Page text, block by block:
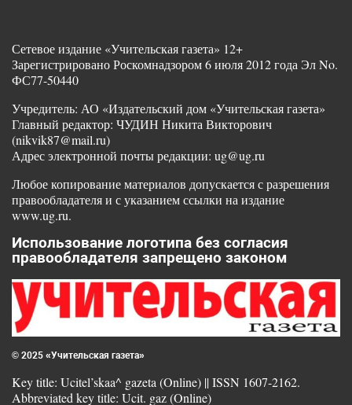
Сетевое издание «Учительская газета» 12+
Зарегистрировано Роскомнадзором 6 июля 2012 года Эл No.
ФС77-50440
Учредитель: АО «Издательский дом «Учительская газета»
Главный редактор: ЧУДИН Никита Викторович
(nikvik87@mail.ru)
Адрес электронной почты редакции: ug@ug.ru
Любое копирование материалов допускается с разрешения
правообладателя и с указанием ссылки на издание
www.ug.ru.
Использование логотипа без согласия
правообладателя запрещено законом
© 2025 «Учительская газета»
Key title: Ucitel’skaa^ gazeta (Online) || ISSN 1607-2162.
Abbreviated key title: Ucit. gaz (Online)